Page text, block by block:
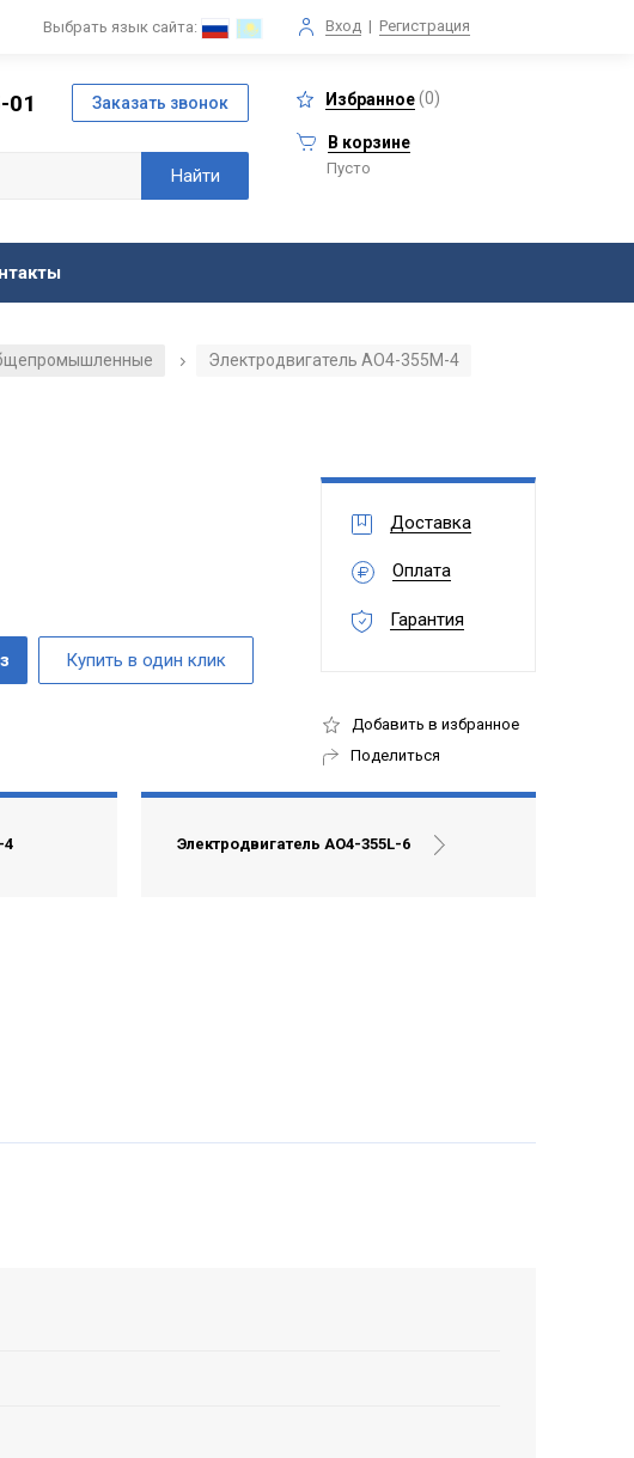
Вход | Регистрация
Выбрать язык сайта:
01 Избранное(0)
В корзине
Пусто
/ Электродвигатель АО4-355М-4
Доставка
Оплата
Гарантия
Добавить в избранное
Поделиться
4 Электродвигатель АО4-355L-6